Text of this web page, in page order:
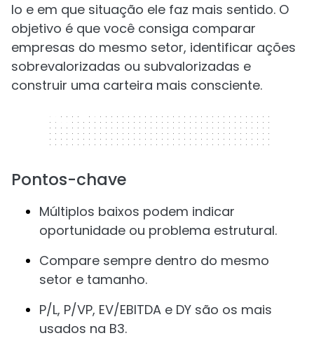
lo e em que situação ele faz mais sentido. O
objetivo é que você consiga comparar
empresas do mesmo setor, identificar ações
sobrevalorizadas ou subvalorizadas e
construir uma carteira mais consciente.
320 x 50
Pontos-chave
Múltiplos baixos podem indicar
oportunidade ou problema estrutural.
Compare sempre dentro do mesmo
setor e tamanho.
P/L, P/VP, EV/EBITDA e DY são os mais
usados na B3.